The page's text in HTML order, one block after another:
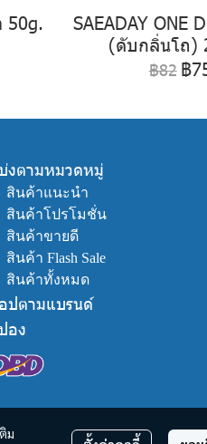
50g.
SAEADAY ONE
(ดับกลิ่นโถ)
฿82 ฿
ม
งตามหมวดหมู่
สินค้าแนะนำ
สินค้าโปรโมชั่น
สินค้าขายดี
สินค้า Flash Sale
สินค้าทั้งหมด
ปตามแบรนด์
อง